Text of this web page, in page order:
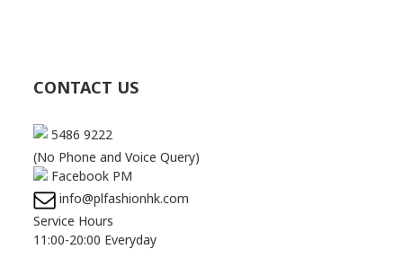
CONTACT US
5486 9222
(No Phone and Voice Query)
Facebook PM
info@plfashionhk.com
Service Hours
11:00-20:00 Everyday